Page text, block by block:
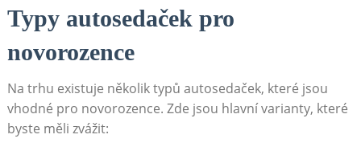
Typy autosedaček pro
novorozence
Na trhu existuje několik typů autosedaček, které jsou
vhodné pro novorozence. Zde jsou hlavní varianty, které
byste měli zvážit: